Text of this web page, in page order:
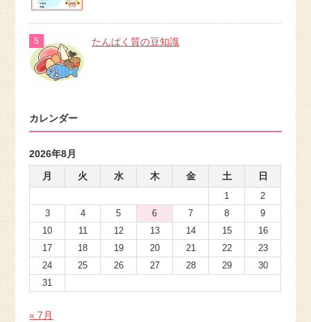
たんぱく質の豆知識
カレンダー
2026年8月
月
火 水 木 金 土 日
1
2
3
4 5 6 7 8
9
10
11 12 13 14 15
16
17
18 19 20 21 22
23
24
25 26 27 28 29
30
31
« 7月